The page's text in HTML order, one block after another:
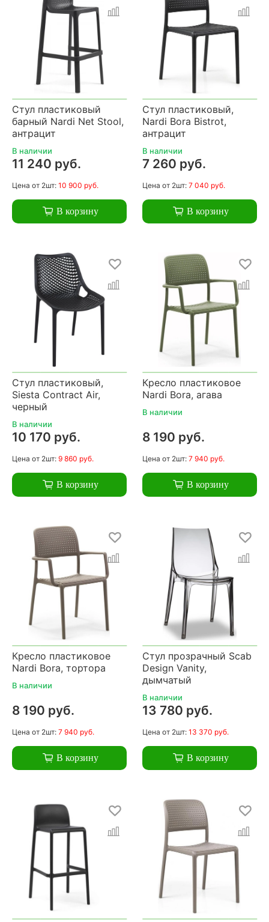
Стул пластиковый
барный Nardi Net Stool,
антрацит
В наличии
11 240 руб.
Цена от 2шт: 10 900 руб.
В корзину
Стул пластиковый,
Nardi Bora Bistrot,
антрацит
В наличии
7 260 руб.
Цена от 2шт: 7 040 руб.
В корзину
Стул пластиковый,
Siesta Contract Air,
черный
В наличии
10 170 руб.
Цена от 2шт: 9 860 руб.
В корзину
Кресло пластиковое
Nardi Bora, агава
В наличии
8 190 руб.
Цена от 2шт: 7 940 руб.
В корзину
Кресло пластиковое
Nardi Bora, тортора
В наличии
8 190 руб.
Цена от 2шт: 7 940 руб.
В корзину
Стул прозрачный Scab
Design Vanity,
дымчатый
В наличии
13 780 руб.
Цена от 2шт: 13 370 руб.
В корзину